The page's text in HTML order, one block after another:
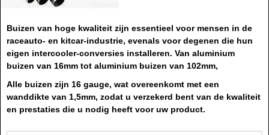
Buizen van hoge kwaliteit zijn essentieel voor mensen in de
raceauto- en kitcar-industrie, evenals voor degenen die hun
eigen intercooler-conversies installeren. Van aluminium
buizen van 16mm tot aluminium buizen van 102mm,
Alle buizen zijn 16 gauge, wat overeenkomt met een
wanddikte van 1,5mm, zodat u verzekerd bent van de kwaliteit
en prestaties die u nodig heeft voor uw product.